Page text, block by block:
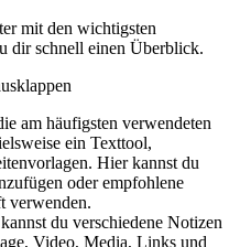
mit den wichtigsten
dir schnell einen Überblick.
am häufigsten verwendeten
ein Texttool,
Hier kannst du
oder empfohlene
verwenden.
kannst du verschiedene Notizen
Video, Media, Links und